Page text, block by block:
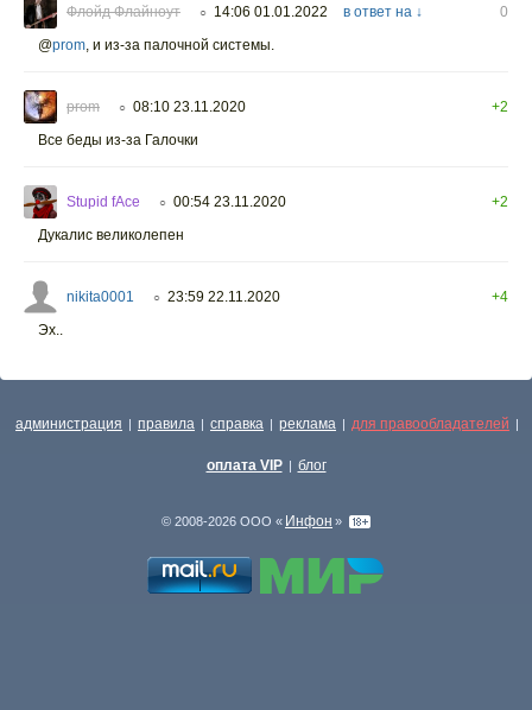
Флойд Флайноут ○ 14:06 01.01.2022 в ответ на ↓
0
@prom и из-за палочной системы.
prom ○ 08:10 23.11.2020
+2
Все беды из-за Галочки
Stupid fAce ○ 00:54 23.11.2020
+2
Дукалис великолепен
nikita0001 ○ 23:59 22.11.2020
+4
Эх..
администрация | правила | справка | реклама | для правообладателей |
оплата VIP | блог
© 2008-2026 ООО « Инфон »